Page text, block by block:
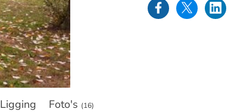
Ligging Foto's (16)